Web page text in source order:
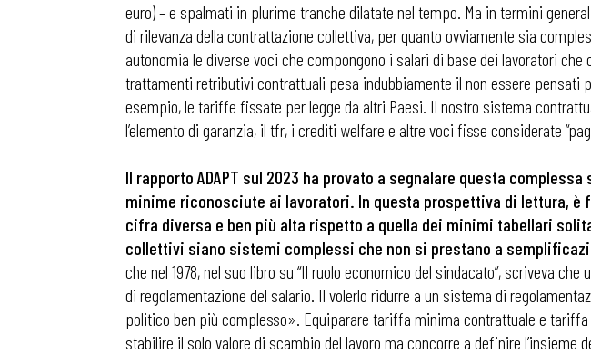
euro) – e spalmati in plurime tranche dilatate nel tempo. Ma in termini
di rilevanza della contrattazione collettiva, per quanto ovviamente sia
autonomia le diverse voci che compongono i salari di base dei lavoratori
trattamenti retributivi contrattuali pesa indubbiamente il non essere pensati
esempio, le tariffe fissate per legge da altri Paesi. Il nostro sistema
l’elemento di garanzia, il tfr, i crediti welfare e altre voci fisse considerate
Il rapporto ADAPT sul 2023 ha provato a segnalare questa
minime riconosciute ai lavoratori. In questa prospettiva di lettura,
cifra diversa e ben più alta rispetto a quella dei minimi tabellari
collettivi siano sistemi complessi che non si prestano a
che nel 1978, nel suo libro su “Il ruolo economico del sindacato”, scriveva
di regolamentazione del salario. Il volerlo ridurre a un sistema di
politico ben più complesso». Equiparare tariffa minima contrattuale e
stabilire il solo valore di scambio del lavoro ma concorre a definire